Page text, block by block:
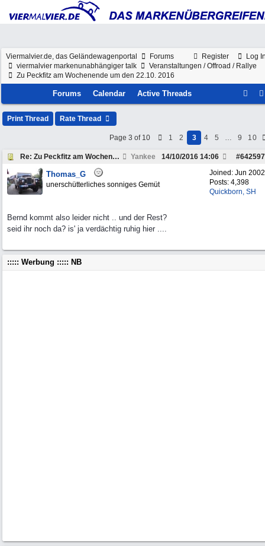
Register Log
Viermalvier.de, das Geländewagenportal
Forums
viermalvier markenunabhängiger talk
Veranstaltungen / Offroad / Rallye
Zu Peckfitz am Wochenende um den 22.10. 2016
Forums Calendar Active Threads
Print Thread Rate Thread
Page 3 of 10 1 2 3 4 5 … 9 10
Re: Zu Peckfitz am Wochenende um den 22.10. 2016 Yankee #642597
14/10/2016 14:06
Joined: Jun 2002
Posts: 4,398
Quickborn, SH
Thomas_G
unerschütterliches sonniges Gemüt
Bernd kommt also leider nicht .. und der Rest?
seid ihr noch da? is' ja verdächtig ruhig hier ....
::::: Werbung ::::: NB